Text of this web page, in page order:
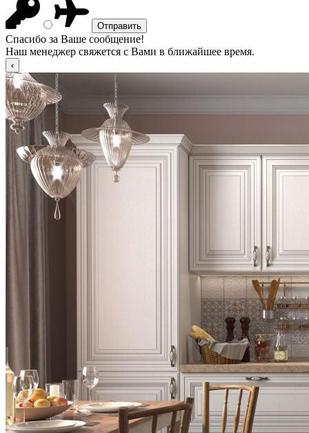
Спасибо за Ваше сообщение!
Наш менеджер свяжется с Вами в ближайшее время.